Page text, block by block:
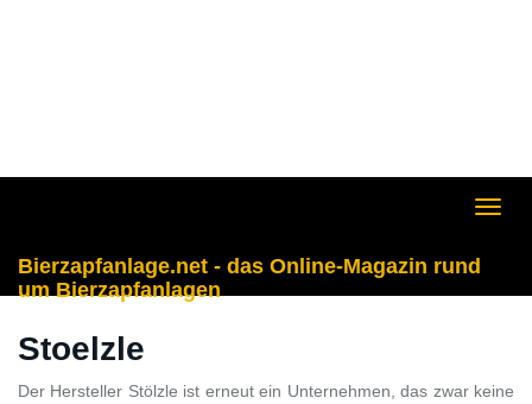
Bierzapfanlage.net - das Online-Magazin rund
um Bierzapfanlagen
Stoelzle
Der Hersteller Stölzle ist erneut ein Unternehmen, das zwar keine